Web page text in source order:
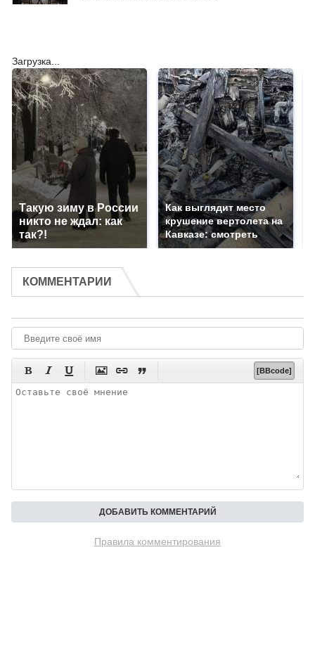
Загрузка...
Такую зиму в России
никто не ждал: как
так?!
Как выглядит место
крушение вертолета на
Кавказе: смотреть
КОММЕНТАРИИ
      [BBcode]
Правила комментирования